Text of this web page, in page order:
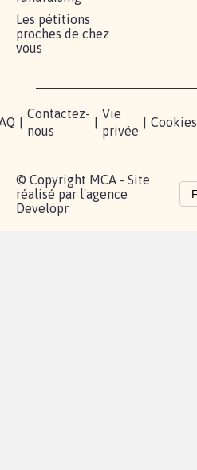
Les pétitions
proches de chez
vous
Contactez-
nous
Vie
privée
Cookies
© Copyright MCA - Site
réalisé par l'agence
Developr